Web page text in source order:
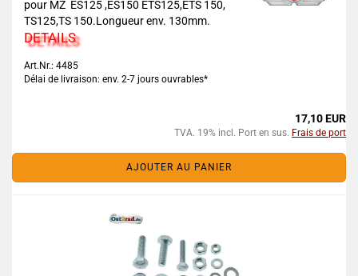
pour MZ ES125 ,ES150 ETS125,ETS 150,
TS125,TS 150.Longueur env. 130mm.
DETAILS
Art.Nr.: 4485
Délai de livraison: env. 2-7 jours ouvrables*
17,10 EUR
TVA. 19% incl. Port en sus. Frais de port
AJOUTER AU PANIER